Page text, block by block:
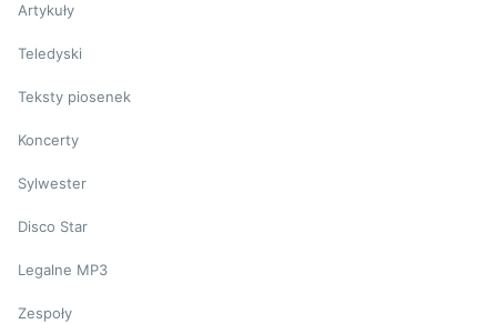
Artykuły
Teledyski
Teksty piosenek
Koncerty
Sylwester
Disco Star
Legalne MP3
Zespoły